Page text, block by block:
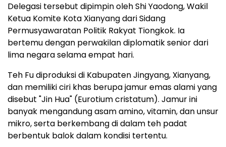
Delegasi tersebut dipimpin oleh Shi Yaodong, Wakil
Ketua Komite Kota Xianyang dari Sidang
Permusyawaratan Politik Rakyat Tiongkok. Ia
bertemu dengan perwakilan diplomatik senior dari
lima negara selama empat hari.
Teh Fu diproduksi di Kabupaten Jingyang, Xianyang,
dan memiliki ciri khas berupa jamur emas alami yang
disebut "Jin Hua" (Eurotium cristatum). Jamur ini
banyak mengandung asam amino, vitamin, dan unsur
mikro, serta berkembang di dalam teh padat
berbentuk balok dalam kondisi tertentu.